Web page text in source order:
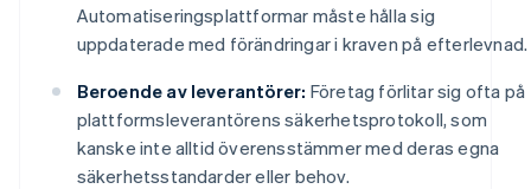
Automatiseringsplattformar måste hålla sig
uppdaterade med förändringar i kraven på efterlevnad.
Beroende av leverantörer: Företag förlitar sig ofta på
plattformsleverantörens säkerhetsprotokoll, som
kanske inte alltid överensstämmer med deras egna
säkerhetsstandarder eller behov.